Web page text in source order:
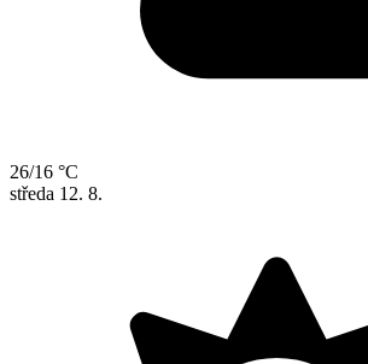
26/16 °C
středa 12. 8.